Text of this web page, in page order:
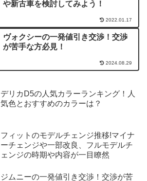
や新古車を検討してみよう！
2022.01.17
ヴォクシーの一発値引き交渉！交渉
が苦手な方必見！
2024.08.29
デリカD5の人気カラーランキング！人
気色とおすすめのカラーは？
フィットのモデルチェンジ推移!マイナ
ーチェンジや一部改良、フルモデルチ
ェンジの時期や内容が一目瞭然
ジムニーの一発値引き交渉！交渉が苦